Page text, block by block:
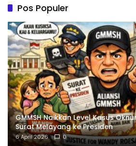
Pos Populer
GMMSH Naikkan Level Kasus
Surat Melayang ke Presiden
6 April 2026 0